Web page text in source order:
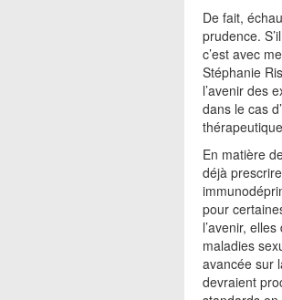
De fait,
prudence.
c’est avec
Stéphanie
l’avenir des
dans le cas
En matière
déjà
pour
l’avenir,
maladies
avancée sur
devraient